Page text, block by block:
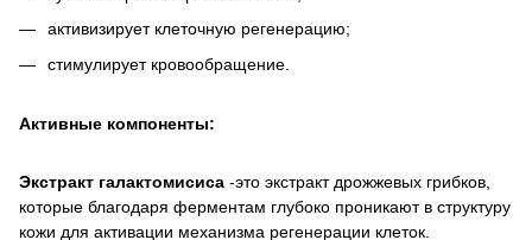
активизирует клеточную регенерацию;
стимулирует кровообращение.
Активные компоненты:
Экстракт галактомисиса -это экстракт дрожжевых грибков,
которые благодаря ферментам глубоко проникают в структуру
кожи для активации механизма регенерации клеток.